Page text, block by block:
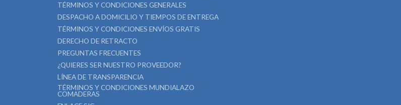
TÉRMINOS Y CONDICIONES GENERALES
DESPACHO A DOMICILIO Y TIEMPOS DE ENTREGA
TÉRMINOS Y CONDICIONES ENVÍOS GRATIS
DERECHO DE RETRACTO
PREGUNTAS FRECUENTES
¿QUIERES SER NUESTRO PROVEEDOR?
LÍNEA DE TRANSPARENCIA
TÉRMINOS Y CONDICIONES MUNDIALAZO
COMADERAS